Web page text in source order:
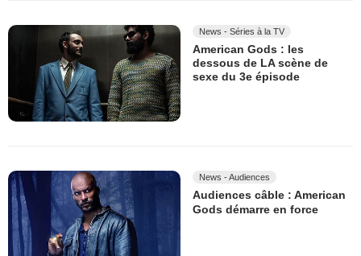
News - Séries à la TV
American Gods : les
dessous de LA scène de
sexe du 3e épisode
News - Audiences
Audiences câble : American
Gods démarre en force